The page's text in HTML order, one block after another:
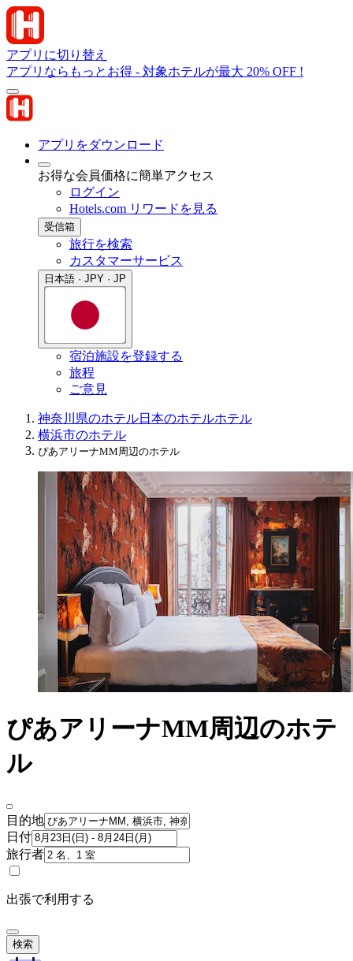
アプリに切り替え
アプリならもっとお得 - 対象ホテルが最大 20% OFF !
アプリをダウンロード
お得な会員価格に簡単アクセス
ログイン
Hotels.com リワードを見る
受信箱
旅行を検索
カスタマーサービス
日本語 · JPY · JP
宿泊施設を登録する
旅程
ご意見
神奈川県のホテル日本のホテルホテル
横浜市のホテル
ぴあアリーナMM周辺のホテル
ぴあアリーナMM周辺のホテ
ル
目的地
日付
旅行者
出張で利用する
検索